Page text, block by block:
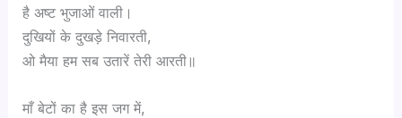
है अष्ट भुजाओं वाली।
दुखियों के दुखड़े निवारती,
ओ मैया हम सब उतारें तेरी आरती॥
माँ बेटों का है इस जग में,